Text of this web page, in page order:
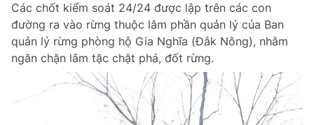
Chuyên mục khác
Chào ngày mới Tin 24h
Tin 360
Tin đã lưu
Tin đã xem
Đăng xuất
Các chốt kiểm soát 24/24 được lập trên các con
đường ra vào rừng thuộc lâm phần quản lý của Ban
quản lý rừng phòng hộ Gia Nghĩa (Đắk Nông), nhằm
ngăn chặn lâm tặc chặt phá, đốt rừng.